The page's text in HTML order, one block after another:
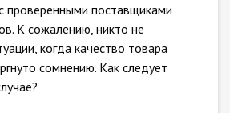
проверенными поставщиками
К сожалению, никто не
когда качество товара
сомнению. Как следует